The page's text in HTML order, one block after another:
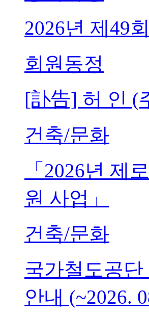
2026년 제49
회원동정
[訃告] 허 인 (
건축/문화
「2026년 제
원 사업」
건축/문화
국가철도공
안내 (~2026.